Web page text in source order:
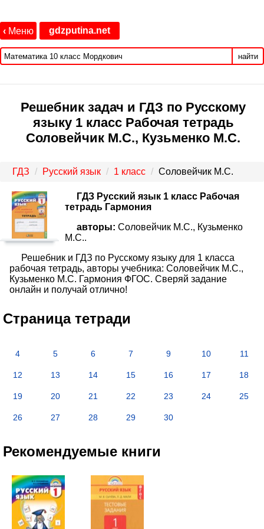
‹ Меню gdzputina.net
найти
Решебник задач и ГДЗ по Русскому
языку 1 класс Рабочая тетрадь
Соловейчик М.С., Кузьменко М.С.
ГДЗ Русский язык 1 класс Соловейчик М.С.
ГДЗ Русский язык 1 класс Рабочая
тетрадь Гармония
авторы: Соловейчик М.С., Кузьменко
М.С..
Решебник и ГДЗ по Русскому языку для 1 класса
рабочая тетрадь, авторы учебника: Соловейчик М.С.,
Кузьменко М.С. Гармония ФГОС. Сверяй задание
онлайн и получай отлично!
Страница тетради
4 5 6 7 9 10 11
12 13 14 15 16 17 18
19 20 21 22 23 24 25
26 27 28 29 30
Рекомендуемые книги